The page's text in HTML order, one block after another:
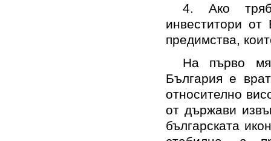
4. Ако
инвеститори
предимства,
На първо
България е
относително
от държави
българската